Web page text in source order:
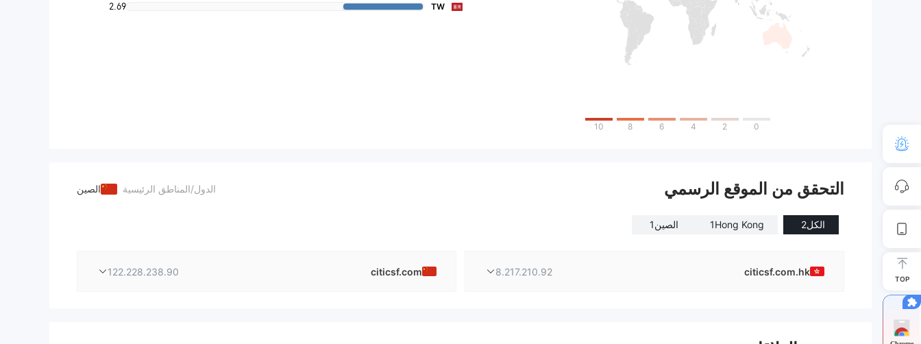
0
2
4
6
8
10
TW
2.69
التحقق من الموقع الرسمي الدول/المناطق الرئيسية الصين
الكل2
Hong Kong
1 الصين1
citicsf.com.hk
8.217.210.92
citicsf.com
122.228.238.90
TOP